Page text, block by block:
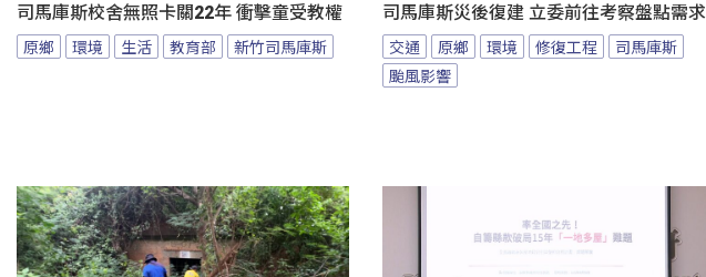
司馬庫斯校舍無照卡關22年 衝擊童受教權
原鄉 環境 生活 教育部 新竹司馬庫斯
司馬庫斯災後復建 立委前往考察盤點需求
交通 原鄉 環境 修復工程
司馬庫斯
颱風影響